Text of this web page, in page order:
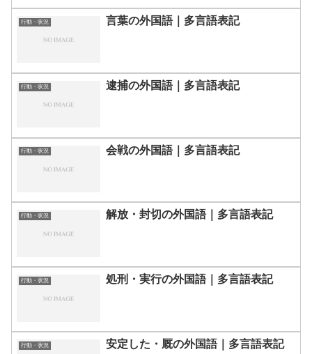
行動・状況 言葉の外国語｜多言語表記
行動・状況 逮捕の外国語｜多言語表記
行動・状況 会戦の外国語｜多言語表記
行動・状況 解放・封切の外国語｜多言語表記
行動・状況 処刑・実行の外国語｜多言語表記
行動・状況 安定した・厩の外国語｜多言語表記